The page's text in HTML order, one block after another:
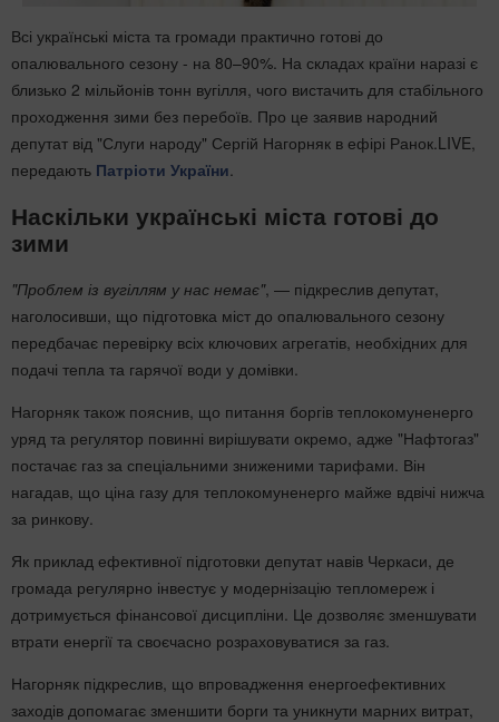
Всі українські міста та громади практично готові до
опалювального сезону - на 80–90%. На складах країни наразі є
близько 2 мільйонів тонн вугілля, чого вистачить для стабільного
проходження зими без перебоїв. Про це заявив народний
депутат від "Слуги народу" Сергій Нагорняк в ефірі Ранок.LIVE,
передають Патріоти України.
Наскільки українські міста готові до
зими
"Проблем із вугіллям у нас немає", — підкреслив депутат,
наголосивши, що підготовка міст до опалювального сезону
передбачає перевірку всіх ключових агрегатів, необхідних для
подачі тепла та гарячої води у домівки.
Нагорняк також пояснив, що питання боргів теплокомуненерго
уряд та регулятор повинні вирішувати окремо, адже "Нафтогаз"
постачає газ за спеціальними зниженими тарифами. Він
нагадав, що ціна газу для теплокомуненерго майже вдвічі нижча
за ринкову.
Як приклад ефективної підготовки депутат навів Черкаси, де
громада регулярно інвестує у модернізацію тепломереж і
дотримується фінансової дисципліни. Це дозволяє зменшувати
втрати енергії та своєчасно розраховуватися за газ.
Нагорняк підкреслив, що впровадження енергоефективних
заходів допомагає зменшити борги та уникнути марних витрат,